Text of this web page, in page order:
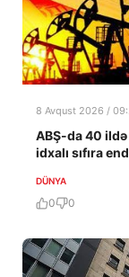
8 Avqust 2026 /
ABŞ-da 40
idxalı sıfıra
DÜNYA
0 0